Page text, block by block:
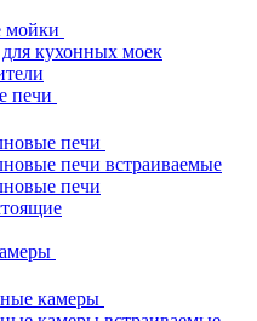
мойки
кухонных моек
печи
печи
печи встраиваемые
печи
камеры